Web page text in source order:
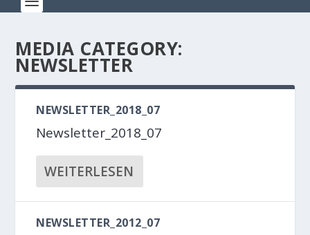
MEDIA CATEGORY:
NEWSLETTER
NEWSLETTER_2018_07
Newsletter_2018_07
WEITERLESEN
NEWSLETTER_2012_07